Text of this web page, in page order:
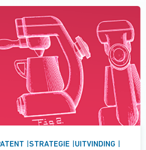
STRATEGIE UITVINDING